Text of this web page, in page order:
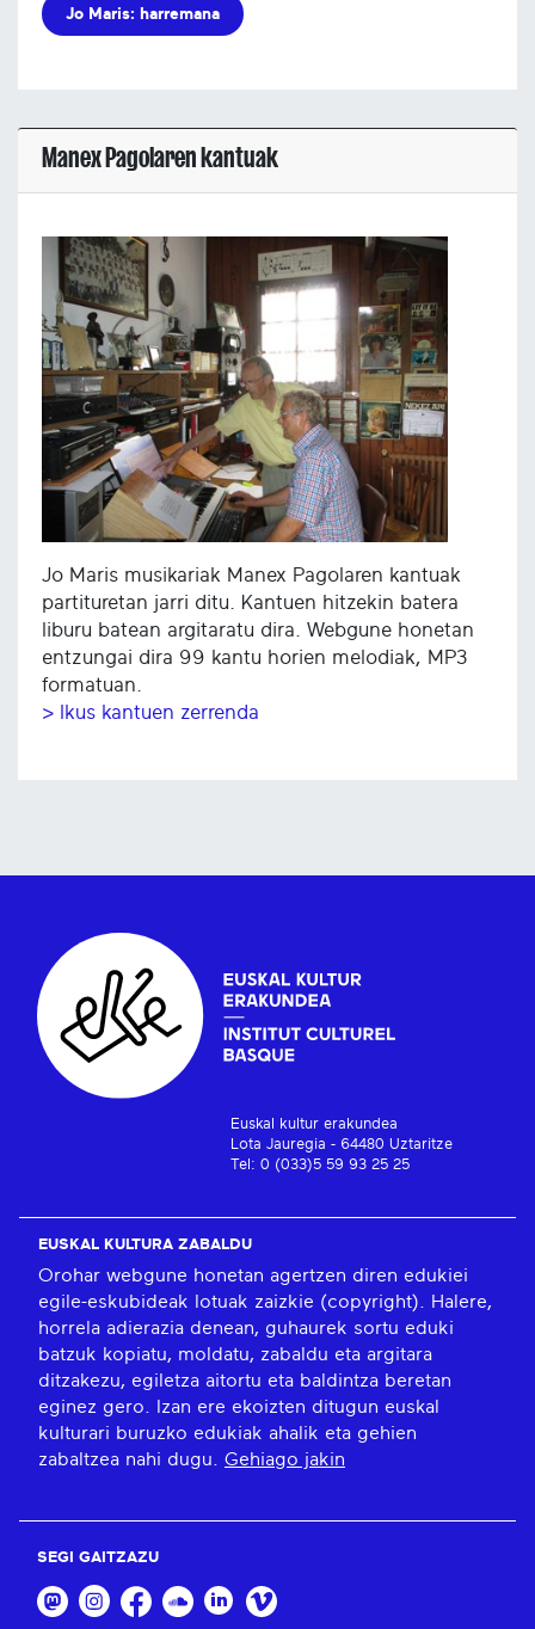
Jo Maris: harremana
Manex Pagolaren kantuak
Jo Maris musikariak Manex Pagolaren kantuak
partituretan jarri ditu. Kantuen hitzekin batera
liburu batean argitaratu dira. Webgune honetan
entzungai dira 99 kantu horien melodiak, MP3
formatuan.
> Ikus kantuen zerrenda
Euskal kultur erakundea
Lota Jauregia - 64480 Uztaritze
Tel: 0 (033)5 59 93 25 25
EUSKAL KULTURA ZABALDU
Orohar webgune honetan agertzen diren edukiei
egile-eskubideak lotuak zaizkie (copyright). Halere,
horrela adierazia denean, guhaurek sortu eduki
batzuk kopiatu, moldatu, zabaldu eta argitara
ditzakezu, egiletza aitortu eta baldintza beretan
eginez gero. Izan ere ekoizten ditugun euskal
kulturari buruzko edukiak ahalik eta gehien
zabaltzea nahi dugu. Gehiago jakin
SEGI GAITZAZU